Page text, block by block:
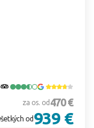
za os. od 470 €
od 939 €